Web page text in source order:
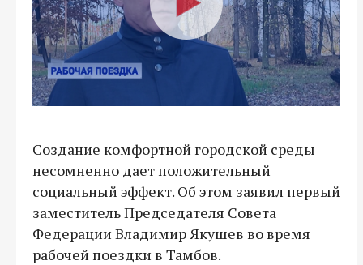
Создание комфортной городской среды
несомненно дает положительный
социальный эффект. Об этом заявил первый
заместитель Председателя Совета
Федерации Владимир Якушев во время
рабочей поездки в Тамбов.